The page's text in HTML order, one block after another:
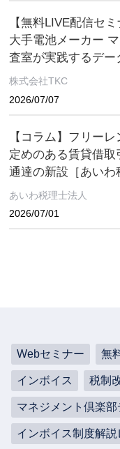
【無料LIVE配信セ
大手電池メーカー
査室が実践するデー
とは ～８月６日(木)
株式会社TKC
2026/07/07
【コラム】フリー
定めのある賃貸借取
通達の新設［あいわ
コラム］
あいわ税理士法人
2026/07/01
Webセミナー 無
インボイス 税制
マネジメント倶楽部
インボイス制度解説